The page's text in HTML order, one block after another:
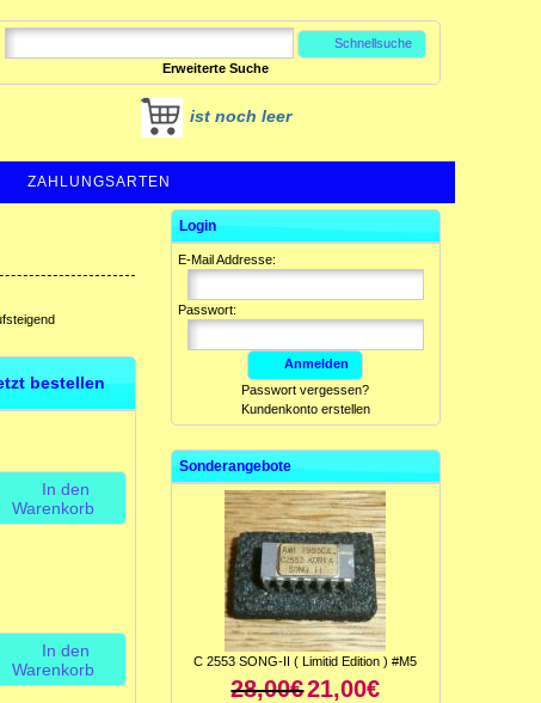
Schnellsuche
Erweiterte Suche
ist noch leer
ZAHLUNGSARTEN
bestellen
In den
Warenkorb
In den
Warenkorb
Login
E-Mail Addresse:
Passwort:
Anmelden
Passwort vergessen?
Kundenkonto erstellen
Sonderangebote
C 2553 SONG-II ( Limitid Edition ) #M5
28,00€21,00€